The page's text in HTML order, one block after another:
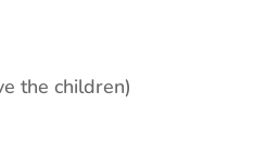
el ciberacoso